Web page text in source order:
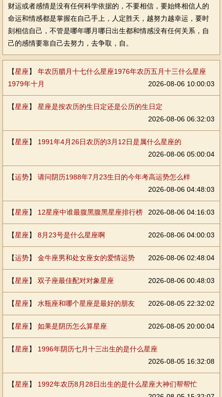
财运或者感情是没有任何科学依据的，不要相信，要始终相信人的
命运和情感都是掌握在自己手上，人定胜天，越努力越幸运，要时
刻相信自己，不管是哪年哪月哪日出生都和情感没有任何关系，自
己的感情要靠自己去努力，去争取，自。
【星座】 年农历腊月十七什么星座1976年农历五月十三什么星座
1979年十月
2026-08-06 10:00:03
【星座】 星座是按农历的生日定还是公历的生日定
2026-08-06 06:32:03
【星座】 1991年4月26日农历的3月12日是属什么星座的
2026-08-06 05:00:04
【运势】 请问阴历1988年7月23生日的今年考高运势怎么样
2026-08-06 04:48:03
【星座】 12星座中谁最腹黑腹黑星座排行榜 2026-08-06 04:16:03
【星座】 8月23号是什么星座啊 2026-08-06 04:00:03
【运势】 金牛座男和处女座女的爱情运势 2026-08-06 02:48:04
【星座】 双子座最佳配对对象星座 2026-08-06 00:48:03
【星座】 水瓶座和哪个星座是最好的朋友 2026-08-05 22:32:02
【星座】 如果是阴历怎么算星座 2026-08-05 20:00:04
【星座】 1996年阴历七月十三出生的是什么星座
2026-08-05 16:32:08
【星座】 1992年农历8月28日出生的是什么星座大神们帮帮忙